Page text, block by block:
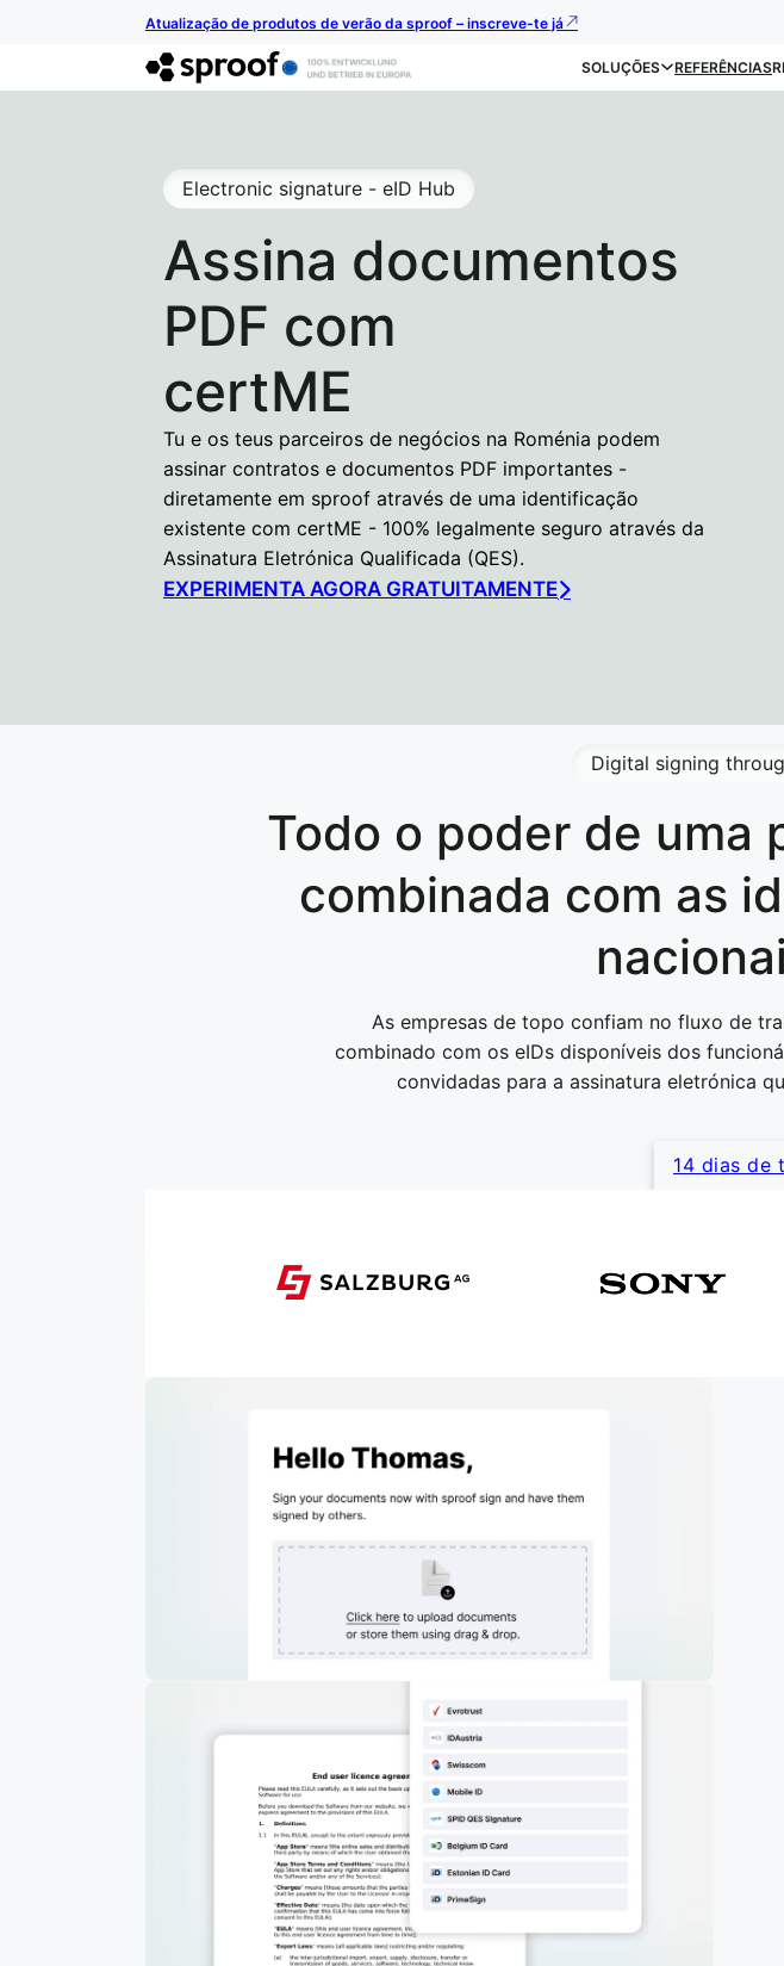
Atualização de produtos de verão da sproof – inscreve-te já
SOLUÇÕES REFERÊNCIAS
Assina documentos
PDF com
certME
Electronic signature - eID Hub
Tu e os teus parceiros de negócios na Roménia podem
assinar contratos e documentos PDF importantes -
diretamente em sproof através de uma identificação
existente com certME - 100% legalmente seguro através da
Assinatura Eletrónica Qualificada (QES).
EXPERIMENTA AGORA GRATUITAMENTE
Todo o poder de uma
combinada com as
As empresas de topo confiam no fluxo de
combinado com os eIDs disponíveis dos
convidadas para a assinatura eletrónica
Digital signing
14 dias de